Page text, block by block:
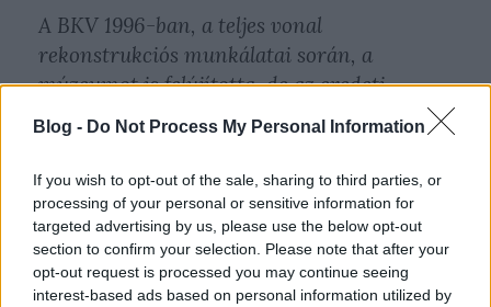
Blog - Do Not Process My Personal Information
If you wish to opt-out of the sale, sharing to third parties, or
processing of your personal or sensitive information for
targeted advertising by us, please use the below opt-out
section to confirm your selection. Please note that after your
opt-out request is processed you may continue seeing
interest-based ads based on personal information utilized by
A BKV 1996-ban, a teljes vonal
rekonstrukciós munkálatai során, a
múzeumot is felújította, de az eredeti
táblák, feliratok megmaradtak. Az előtérbe
lépve az egykori végállomás eredeti felirata,
a „Gizella tér” fogadja a látogatókat. Itt
látható az az emléktábla is, mely arról
tanúskodik, hogy az ezredfordulói
ünnepségekre Budapestre látogató Ferenc
József 1896. május 8-án utazott a